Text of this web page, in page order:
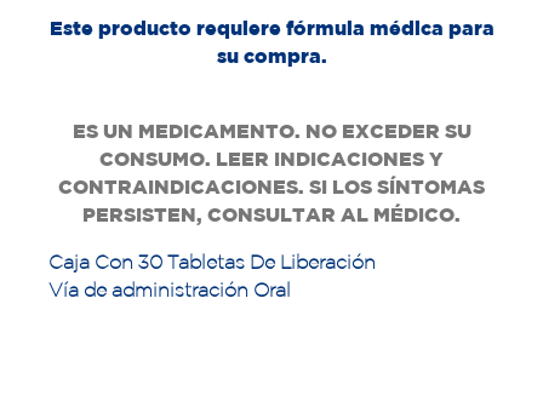
Este producto requiere fórmula médica para
su compra.
ES UN MEDICAMENTO. NO EXCEDER SU
CONSUMO. LEER INDICACIONES Y
CONTRAINDICACIONES. SI LOS SÍNTOMAS
PERSISTEN, CONSULTAR AL MÉDICO.
Caja Con 30 Tabletas De Liberación
Vía de administración Oral